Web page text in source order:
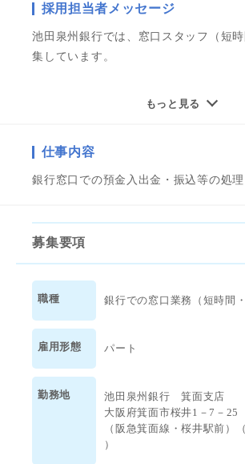
採用担当者メッセージ
池田泉州銀行では、窓口スタッフ（短
集しています。
これまでのご経験を活かして池田泉州銀
◆銀行事務・金融事務等経験者歓迎！ブ
◆未経験可
◆実働5.5時間の短時間パート
◆交通費全額支給
◆福利厚生倶楽部「リロクラブ」加入！
もっと見る
仕事内容
銀行窓口での預金入出金・振込等の処理
募集要項
職種 銀行での窓口業務（短時間
雇用形態 パート
勤務地
池田泉州銀行 箕面支店
大阪府箕面市桜井1－7－25
（阪急箕面線・桜井駅前）
）